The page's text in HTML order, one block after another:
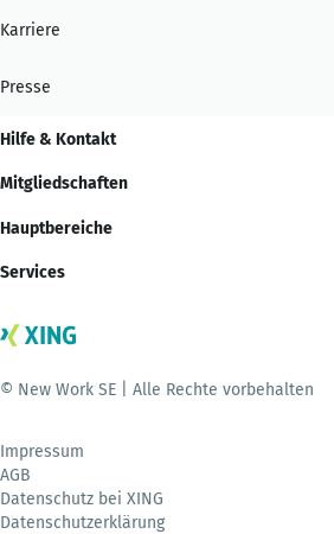
Karriere
Presse
Hilfe & Kontakt
Mitgliedschaften
Hauptbereiche
Services
© New Work SE | Alle Rechte vorbehalten
Impressum
AGB
Datenschutz bei XING
Datenschutzerklärung